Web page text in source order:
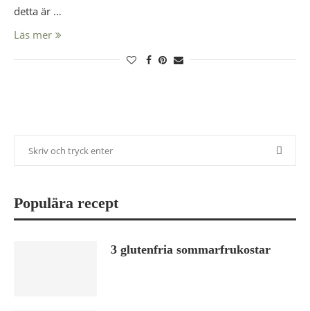
detta är …
Läs mer
Populära recept
3 glutenfria sommarfrukostar